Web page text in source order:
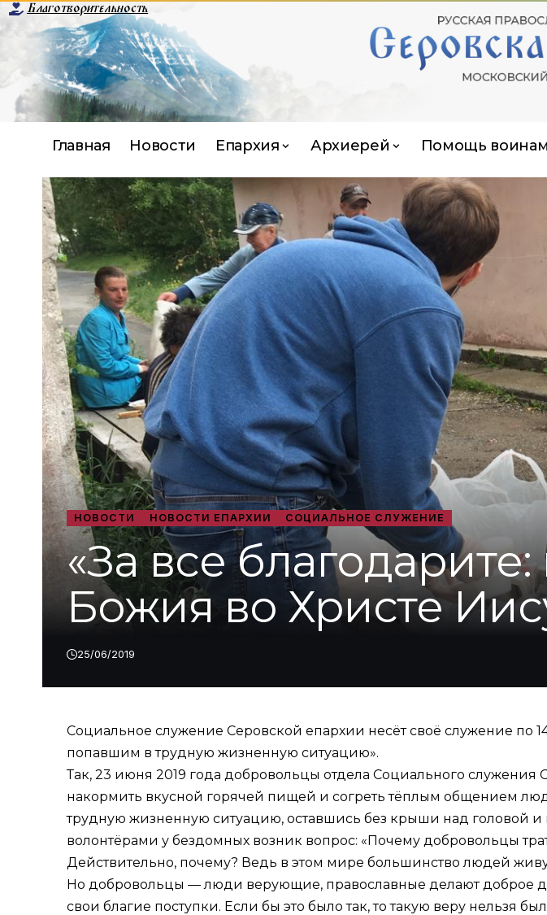
Благотворительность
Главная Новости Епархия Архиерей Помощь воинам
НОВОСТИ НОВОСТИ ЕПАРХИИ СОЦИАЛЬНОЕ СЛУЖЕНИЕ
«За все
Божия во Христе
25/06/2019
Социальное служение Серовской епархии несёт своё служение
попавшим в трудную жизненную ситуацию».
Так, 23 июня 2019 года добровольцы отдела Социального
накормить вкусной горячей пищей и согреть тёплым общением
трудную жизненную ситуацию, оставшись без крыши над головой
волонтёрами у бездомных возник вопрос: «Почему добровольцы
Действительно, почему? Ведь в этом мире большинство людей
Но добровольцы — люди верующие, православные делают доброе
свои благие поступки. Если бы это было так, то такую веру нельзя